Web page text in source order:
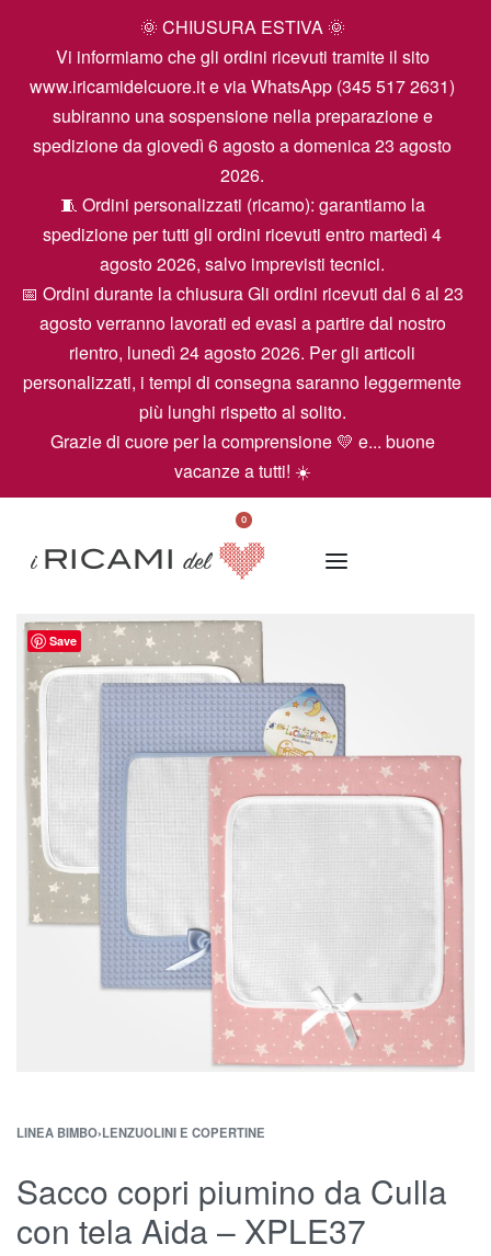
🌞 CHIUSURA ESTIVA 🌞
Vi informiamo che gli ordini ricevuti tramite il sito
www.iricamidelcuore.it e via WhatsApp (345 517 2631)
subiranno una sospensione nella preparazione e
spedizione da giovedì 6 agosto a domenica 23 agosto
2026.
🧵 Ordini personalizzati (ricamo): garantiamo la
spedizione per tutti gli ordini ricevuti entro martedì 4
agosto 2026, salvo imprevisti tecnici.
📅 Ordini durante la chiusura Gli ordini ricevuti dal 6 al 23
agosto verranno lavorati ed evasi a partire dal nostro
rientro, lunedì 24 agosto 2026. Per gli articoli
personalizzati, i tempi di consegna saranno leggermente
più lunghi rispetto al solito.
Grazie di cuore per la comprensione 💛 e... buone
vacanze a tutti! ☀️
0
Save
LINEA BIMBO›LENZUOLINI E COPERTINE
Sacco copri piumino da Culla
con tela Aida – XPLE37